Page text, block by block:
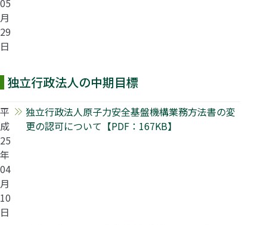
05
月
29
日
独立行政法人の中期目標
平
成
25
年
04
月
10
日
独立行政法人原子力安全基盤機構業務方法書の変
更の認可について【PDF：167KB】